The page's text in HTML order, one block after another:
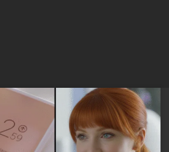
e o Espelho da Alma: Uma Leitura de
Black Mirror não é apenas uma série; é um
que nos devolve o reflexo mais